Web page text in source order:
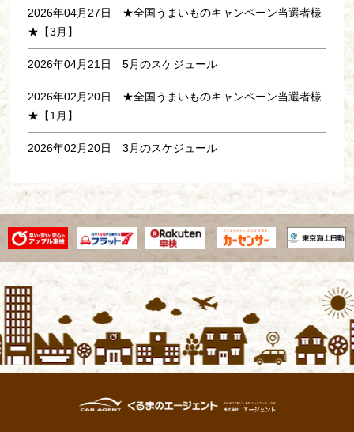
2026年04月27日 ★全国うまいものキャンペーン当選者様
★【3月】
2026年04月21日5月のスケジュール
2026年02月20日 ★全国うまいものキャンペーン当選者様
★【1月】
2026年02月20日3月のスケジュール